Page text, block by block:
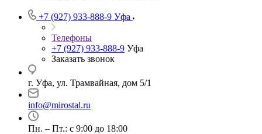
+7 (927) 933-888-9 Уфа
Телефоны
+7 (927) 933-888-9 Уфа
Заказать звонок
г. Уфа, ул. Трамвайная, дом 5/1
info@mirostal.ru
Пн. – Пт.: с 9:00 до 18:00